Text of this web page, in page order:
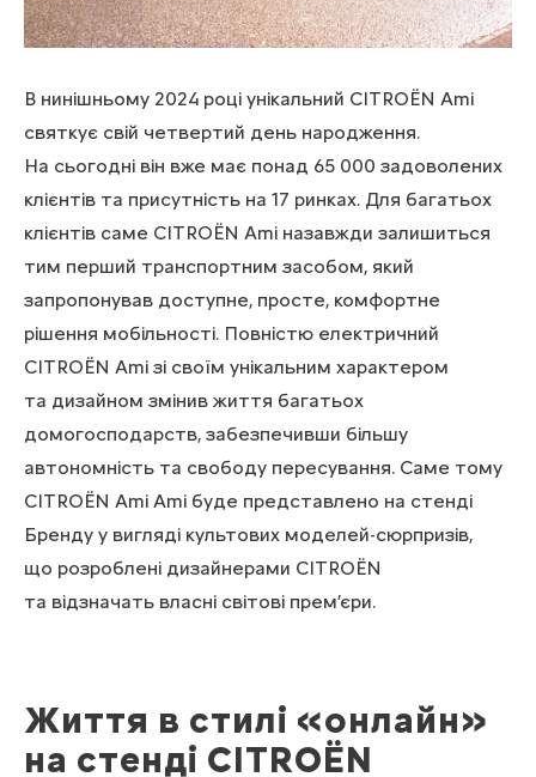
В нинішньому 2024 році унікальний CITROЁN Ami
святкує свій четвертий день народження.
На сьогодні він вже має понад 65 000 задоволених
клієнтів та присутність на 17 ринках. Для багатьох
клієнтів саме CITROЁN Ami назавжди залишиться
тим перший транспортним засобом, який
запропонував доступне, просте, комфортне
рішення мобільності. Повністю електричний
CITROЁN Ami зі своїм унікальним характером
та дизайном змінив життя багатьох
домогосподарств, забезпечивши більшу
автономність та свободу пересування. Саме тому
CITROЁN Ami Ami буде представлено на стенді
Бренду у вигляді культових моделей-сюрпризів,
що розроблені дизайнерами CITROЁN
та відзначать власні світові прем’єри.
Життя в стилі «онлайн»
на стенді CITROЁN